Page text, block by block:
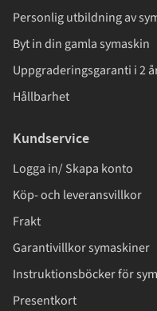
Personlig utbildning av
Byt in din gamla symaskin
Uppgraderingsgaranti i 2
Hållbarhet
Kundservice
Logga in/ Skapa konto
Köp- och leveransvillkor
Frakt
Garantivillkor symaskiner
Instruktionsböcker för
Presentkort